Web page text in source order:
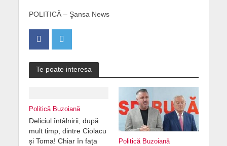
POLITICĂ – Şansa News
Te poate interesa
Politică Buzoiană
Deliciul întâlnirii, după
mult timp, dintre Ciolacu
și Toma! Chiar în fața
Politică Buzoiană